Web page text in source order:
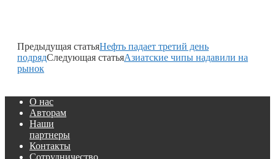
Предыдущая статьяНефть падает третий день
подрядСледующая статьяАзиатские чипы надавили на
рынок
О нас
Авторам
Наши
партнеры
Контакты
Сотрудничество